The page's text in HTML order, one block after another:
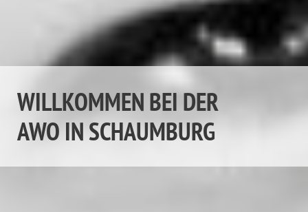
WILLKOMMEN BEI DER
AWO IN SCHAUMBURG